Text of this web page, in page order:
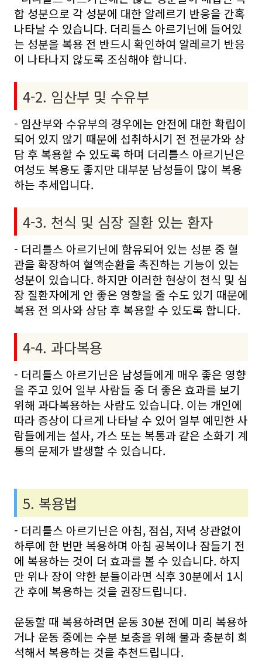
합 성분으로 각 성분에 대한 알레르기 반응을 간혹
나타날 수 있습니다. 더리틀스 아르기닌에 들어있
는 성분을 복용 전 반드시 확인하여 알레르기 반응
이 나타나지 않도록 조심해야 합니다.
4-2. 임산부 및 수유부
- 임산부와 수유부의 경우에는 안전에 대한 확립이
되어 있지 않기 때문에 섭취하시기 전 전문가와 상
담 후 복용할 수 있도록 하며 더리틀스 아르기닌은
여성도 복용도 좋지만 대부분 남성들이 많이 복용
하는 추세입니다.
4-3. 천식 및 심장 질환 있는 환자
- 더리틀스 아르기닌에 함유되어 있는 성분 중 혈
관을 확장하여 혈액순환을 촉진하는 기능이 있는
성분이 있습니다. 하지만 이러한 현상이 천식 및 심
장 질환자에게 안 좋은 영향을 줄 수도 있기 때문에
복용 전 의사와 상담 후 복용할 수 있도록 합니다.
4-4. 과다복용
- 더리틀스 아르기닌은 남성들에게 매우 좋은 영향
을 주고 있어 일부 사람들 중 더 좋은 효과를 보기
위해 과다복용하는 사람도 있습니다. 이는 개인에
따라 증상이 다르게 나타날 수 있어 일부 예민한 사
람들에게는 설사, 가스 또는 복통과 같은 소화기 계
통의 문제가 발생할 수 있습니다.
5. 복용법
- 더리틀스 아르기닌은 아침, 점심, 저녁 상관없이
하루에 한 번만 복용하며 아침 공복이나 잠들기 전
에 복용하는 것이 더 효과를 볼 수 있습니다. 하지
만 위나 장이 약한 분들이라면 식후 30분에서 1시
간 후에 복용하는 것을 권장드립니다.
운동할 때 복용하려면 운동 30분 전에 미리 복용하
거나 운동 중에는 수분 보충을 위해 물과 충분히 희
석해서 복용하는 것을 추천드립니다.